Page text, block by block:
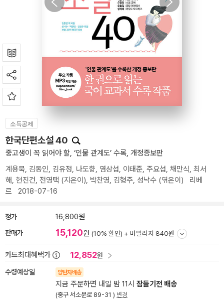
소득공제
한국단편소설 40
중고생이 꼭 읽어야 할, ‘인물 관계도’ 수록, 개정증보판
계용묵, 김동인, 김유정, 나도향, 염상섭, 이태준, 주요섭, 채만식, 최서
해,현진건, 전영택 (지은이), 박찬영, 김형주, 성낙수 (엮은이) 리베
르 2018-07-16
정가 16,800원
판매가 15,120원 (10% 할인) + 마일리지 840원
카드최대혜택가 12,852원
수령예상일 양탄자배송
지금 주문하면 내일 밤 11시 잠들기전 배송
(중구 서소문로 89-31 ) 변경